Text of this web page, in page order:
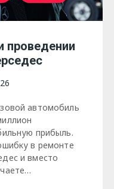
проведении
автомобиль
прибыль.
в ремонте
и вместо